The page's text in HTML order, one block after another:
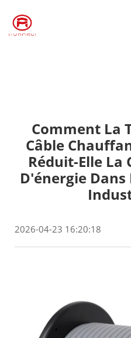
Comment La
Câble
Réduit-Elle
D'énergie
2026-04-23 16:20:18